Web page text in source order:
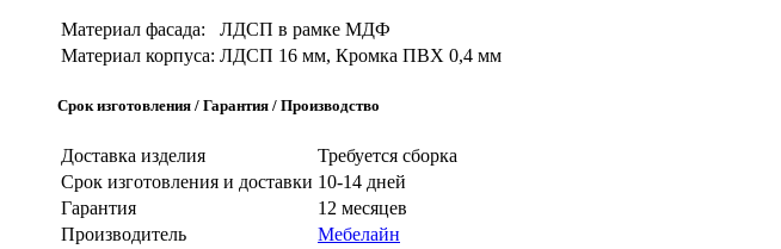
Материал фасада:
ЛДСП в рамке МДФ
Материал корпуса: ЛДСП 16 мм, Кромка ПВХ 0,4 мм
Срок изготовления / Гарантия / Производство
Доставка изделия
Требуется сборка
Срок изготовления и доставки 10-14 дней
Гарантия
12 месяцев
Производитель
Мебелайн